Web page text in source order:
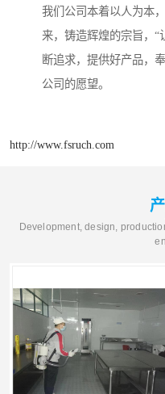
我们公司本着以人为本
来，铸造辉煌的宗旨，“
断追求，提供好产品，
公司的愿望。
http://www.fsruch.com
Development, design,